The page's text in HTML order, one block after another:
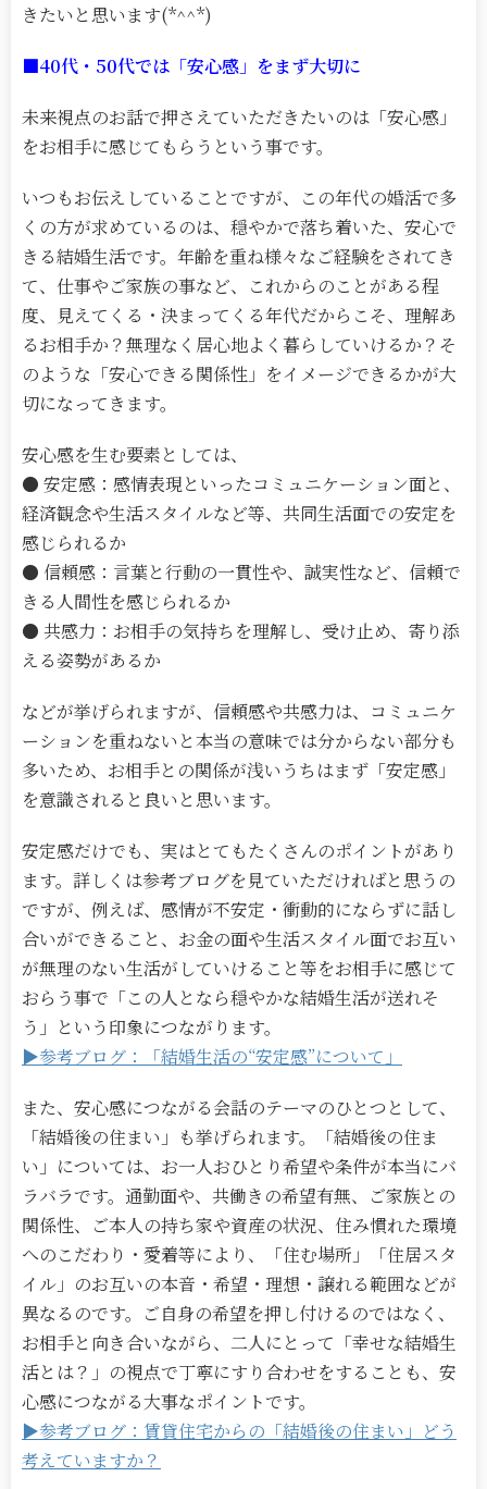
きたいと思います(*^^*)
■40代・50代では「安心感」をまず大切に
未来視点のお話で押さえていただきたいのは「安心感」
をお相手に感じてもらうという事です。
いつもお伝えしていることですが、この年代の婚活で多
くの方が求めているのは、穏やかで落ち着いた、安心で
きる結婚生活です。年齢を重ね様々なご経験をされてき
て、仕事やご家族の事など、これからのことがある程
度、見えてくる・決まってくる年代だからこそ、理解あ
るお相手か？無理なく居心地よく暮らしていけるか？そ
のような「安心できる関係性」をイメージできるかが大
切になってきます。
安心感を生む要素としては、
● 安定感：感情表現といったコミュニケーション面と、
経済観念や生活スタイルなど等、共同生活面での安定を
感じられるか
● 信頼感：言葉と行動の一貫性や、誠実性など、信頼で
きる人間性を感じられるか
● 共感力：お相手の気持ちを理解し、受け止め、寄り添
える姿勢があるか
などが挙げられますが、信頼感や共感力は、コミュニケ
ーションを重ねないと本当の意味では分からない部分も
多いため、お相手との関係が浅いうちはまず「安定感」
を意識されると良いと思います。
安定感だけでも、実はとてもたくさんのポイントがあり
ます。詳しくは参考ブログを見ていただければと思うの
ですが、例えば、感情が不安定・衝動的にならずに話し
合いができること、お金の面や生活スタイル面でお互い
が無理のない生活がしていけること等をお相手に感じて
おらう事で「この人となら穏やかな結婚生活が送れそ
う」という印象につながります。
▶参考ブログ：「結婚生活の“安定感”について」
また、安心感につながる会話のテーマのひとつとして、
「結婚後の住まい」も挙げられます。「結婚後の住ま
い」については、お一人おひとり希望や条件が本当にバ
ラバラです。通勤面や、共働きの希望有無、ご家族との
関係性、ご本人の持ち家や資産の状況、住み慣れた環境
へのこだわり・愛着等により、「住む場所」「住居スタ
イル」のお互いの本音・希望・理想・譲れる範囲などが
異なるのです。ご自身の希望を押し付けるのではなく、
お相手と向き合いながら、二人にとって「幸せな結婚生
活とは？」の視点で丁寧にすり合わせをすることも、安
心感につながる大事なポイントです。
▶参考ブログ：賃貸住宅からの「結婚後の住まい」どう
考えていますか？